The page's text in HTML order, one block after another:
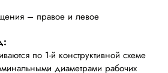
– правое и левое
по 1-й конструктивной схеме
диаметрами рабочих